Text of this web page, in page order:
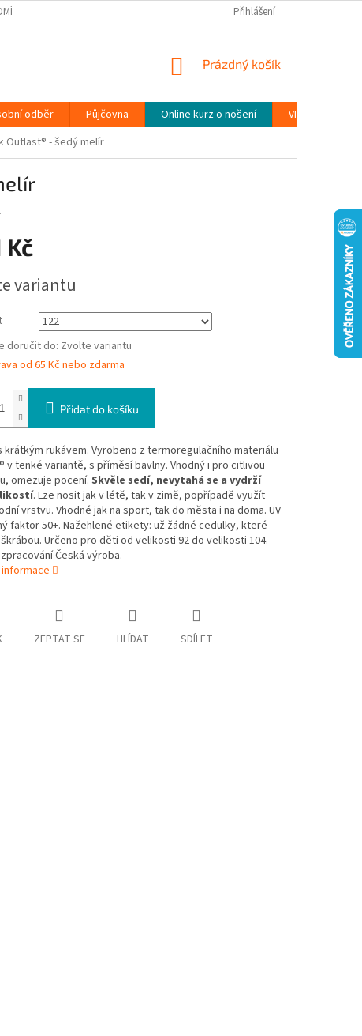
PODMÍNKY OCHRANY OSOBNÍCH ÚDAJŮ (GDPR)
Přihlášení
NÁKUPNÍ
Prázdný košík
odběr Půjčovna Online kurz o nošení
VIDEONÁVODY
Outlast® - šedý melír
Kč
variantu
doručit do: Zvolte variantu
od 65 Kč nebo zdarma
Přidat do košíku
krátkým rukávem. Vyrobeno z termoregulačního materiálu
v tenké variantě, s příměsí bavlny. Vhodný i pro citlivou
omezuje pocení. Skvěle sedí, nevytahá se a vydrží
. Lze nosit jak v létě, tak v zimě, popřípadě využít
vrstvu. Vhodné jak na sport, tak do města i na doma. UV
faktor 50+. Nažehlené etikety: už žádné cedulky, které
Určeno pro děti od velikosti 92 do velikosti 104.
Česká výroba.
ZEPTAT SE HLÍDAT SDÍLET